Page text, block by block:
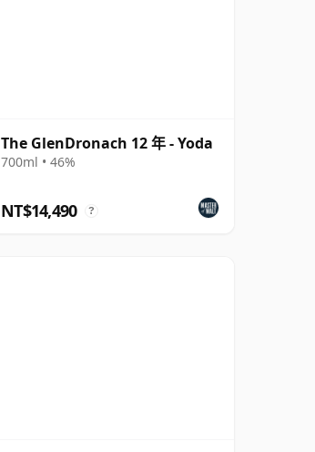
The GlenDronach 12 年 - Yoda
700ml • 46%
NT$14,490 ?